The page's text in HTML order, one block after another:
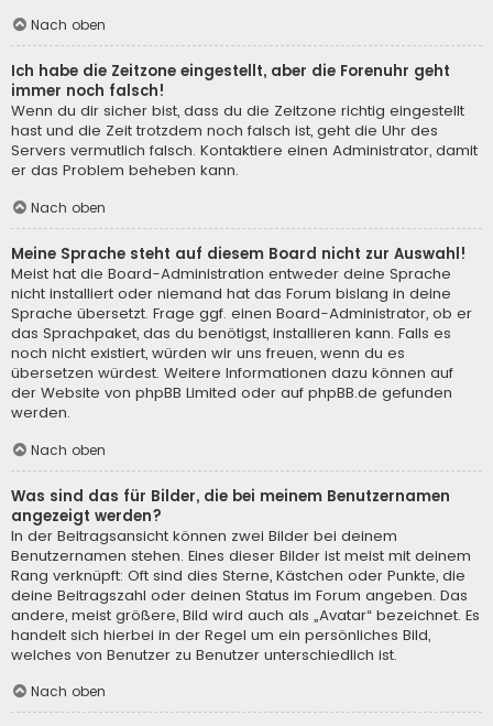
Nach oben
Ich habe die Zeitzone eingestellt, aber die Forenuhr geht
immer noch falsch!
Wenn du dir sicher bist, dass du die Zeitzone richtig eingestellt
hast und die Zeit trotzdem noch falsch ist, geht die Uhr des
Servers vermutlich falsch. Kontaktiere einen Administrator, damit
er das Problem beheben kann.
Nach oben
Meine Sprache steht auf diesem Board nicht zur Auswahl!
Meist hat die Board-Administration entweder deine Sprache
nicht installiert oder niemand hat das Forum bislang in deine
Sprache übersetzt. Frage ggf. einen Board-Administrator, ob er
das Sprachpaket, das du benötigst, installieren kann. Falls es
noch nicht existiert, würden wir uns freuen, wenn du es
übersetzen würdest. Weitere Informationen dazu können auf
der Website von phpBB Limited oder auf phpBB.de gefunden
werden.
Nach oben
Was sind das für Bilder, die bei meinem Benutzernamen
angezeigt werden?
In der Beitragsansicht können zwei Bilder bei deinem
Benutzernamen stehen. Eines dieser Bilder ist meist mit deinem
Rang verknüpft: Oft sind dies Sterne, Kästchen oder Punkte, die
deine Beitragszahl oder deinen Status im Forum angeben. Das
andere, meist größere, Bild wird auch als „Avatar“ bezeichnet. Es
handelt sich hierbei in der Regel um ein persönliches Bild,
welches von Benutzer zu Benutzer unterschiedlich ist.
Nach oben